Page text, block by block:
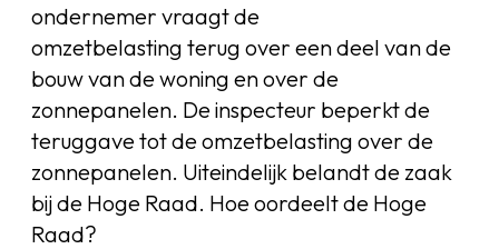
ondernemer vraagt de
omzetbelasting terug over een deel van de
bouw van de woning en over de
zonnepanelen. De inspecteur beperkt de
teruggave tot de omzetbelasting over de
zonnepanelen. Uiteindelijk belandt de zaak
bij de Hoge Raad. Hoe oordeelt de Hoge
Raad?